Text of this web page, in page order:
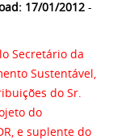
17/01/2012 -
Secretário da
Sustentável,
do Sr.
do
e suplente do